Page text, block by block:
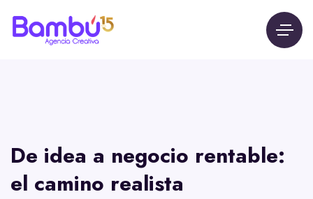
De idea a negocio rentable:
el camino realista